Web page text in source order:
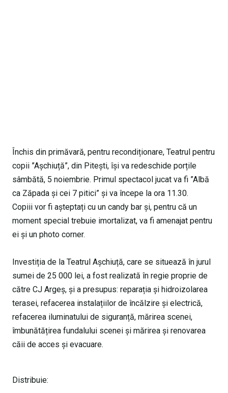
Închis din primăvară, pentru recondiționare, Teatrul pentru
copii ”Așchiuță”, din Pitești, își va redeschide porțile
sâmbătă, 5 noiembrie. Primul spectacol jucat va fi ”Albă
ca Zăpada și cei 7 pitici” și va începe la ora 11.30.
Copiii vor fi așteptați cu un candy bar și, pentru că un
moment special trebuie imortalizat, va fi amenajat pentru
ei și un photo corner.
Investiția de la Teatrul Așchiuță, care se situează în jurul
sumei de 25 000 lei, a fost realizată în regie proprie de
către CJ Argeș, și a presupus: reparația și hidroizolarea
terasei, refacerea instalațiilor de încălzire și electrică,
refacerea iluminatului de siguranță, mărirea scenei,
îmbunătățirea fundalului scenei și mărirea și renovarea
căii de acces și evacuare.
Distribuie: